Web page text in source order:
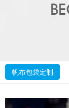
帆布包袋定制